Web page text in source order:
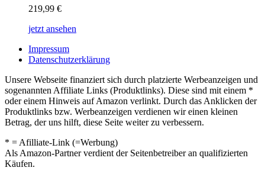
219,99 €
jetzt ansehen
Impressum
Datenschutzerklärung
Unsere Webseite finanziert sich durch platzierte Werbeanzeigen und
sogenannten Affiliate Links (Produktlinks). Diese sind mit einem *
oder einem Hinweis auf Amazon verlinkt. Durch das Anklicken der
Produktlinks bzw. Werbeanzeigen verdienen wir einen kleinen
Betrag, der uns hilft, diese Seite weiter zu verbessern.
* = Afilliate-Link (=Werbung)
Als Amazon-Partner verdient der Seitenbetreiber an qualifizierten
Käufen.